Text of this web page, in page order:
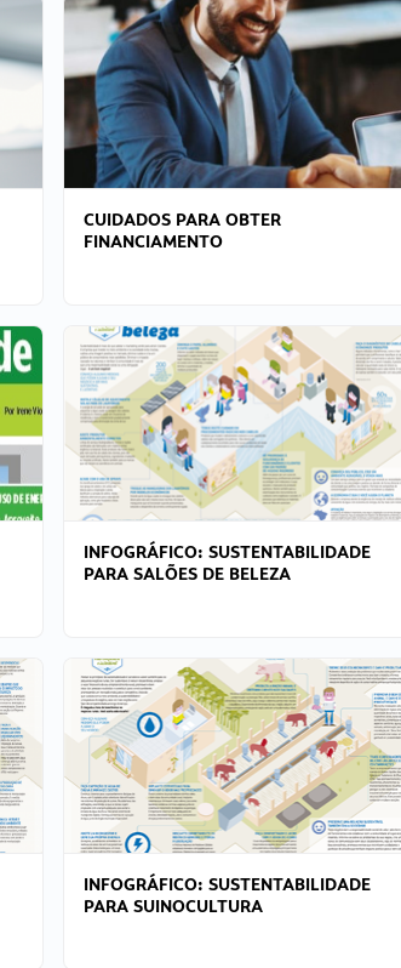
CUIDADOS PARA OBTER
FINANCIAMENTO
INFOGRÁFICO: SUSTENTABILIDADE
PARA SALÕES DE BELEZA
INFOGRÁFICO: SUSTENTABILIDADE
PARA SUINOCULTURA